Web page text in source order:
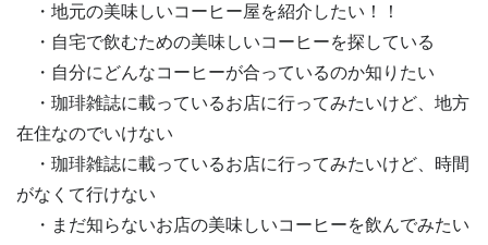
・地元の美味しいコーヒー屋を紹介したい！！
・自宅で飲むための美味しいコーヒーを探している
・自分にどんなコーヒーが合っているのか知りたい
・珈琲雑誌に載っているお店に行ってみたいけど、地方
在住なのでいけない
・珈琲雑誌に載っているお店に行ってみたいけど、時間
がなくて行けない
・まだ知らないお店の美味しいコーヒーを飲んでみたい